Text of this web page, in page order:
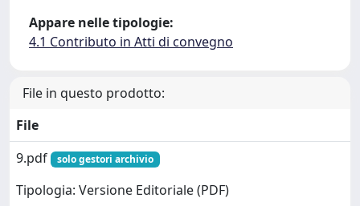
Appare nelle tipologie:
4.1 Contributo in Atti di convegno
File in questo prodotto:
File
9.pdf
solo gestori archivio
Tipologia: Versione Editoriale (PDF)